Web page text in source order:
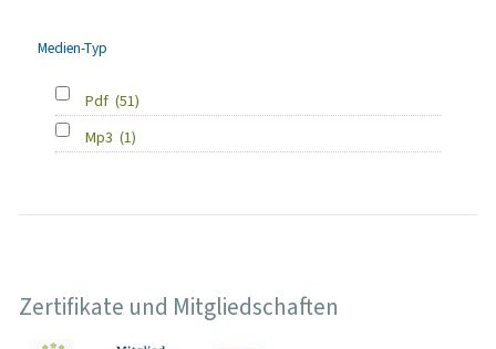
Medien-Typ
Pdf (51)
Mp3 (1)
Zertifikate und Mitgliedschaften